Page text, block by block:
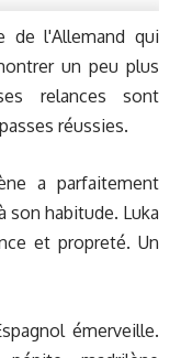
de l'Allemand qui
un peu plus
relances sont
réussies.
a parfaitement
son habitude. Luka
et propreté. Un
émerveille.